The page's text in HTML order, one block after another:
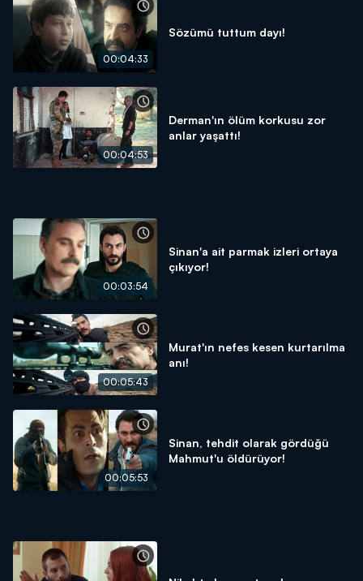
00:04:33
Sözümü tuttum dayı!
00:04:53
Derman'ın ölüm korkusu zor
anlar yaşattı!
00:03:54
Sinan'a ait parmak izleri ortaya
çıkıyor!
00:05:43
Murat'ın nefes kesen kurtarılma
anı!
00:05:53
Sinan, tehdit olarak gördüğü
Mahmut'u öldürüyor!